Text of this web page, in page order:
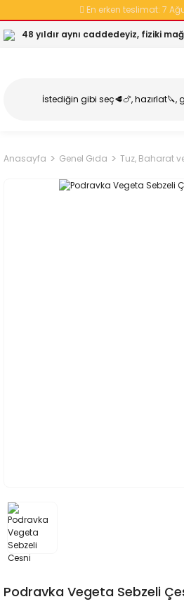
En erken teslimat: 7
48 yıldır aynı caddedeyiz, fiziki
Anasayfa Genel Gıda Tuz, Baharat
Podravka Vegeta Sebzeli